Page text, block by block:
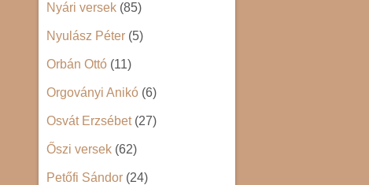
Nyári versek (85)
Nyulász Péter (5)
Orbán Ottó (11)
Orgoványi Anikó (6)
Osvát Erzsébet(27)
Őszi versek (62)
Petőfi Sándor (24)